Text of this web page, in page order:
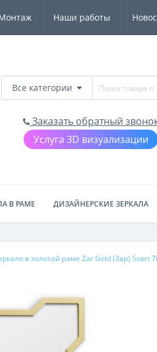
Наши работы
Все категории
Заказать обратный
Услуга 3D визуализации
В РАМЕ ДИЗАЙНЕРСКИЕ ЗЕРКАЛА
в золотой раме Zar Gold (Зар) Svart